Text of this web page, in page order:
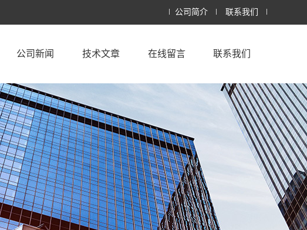
公司简介 联系我们
公司新闻 技术文章 在线留言 联系我们